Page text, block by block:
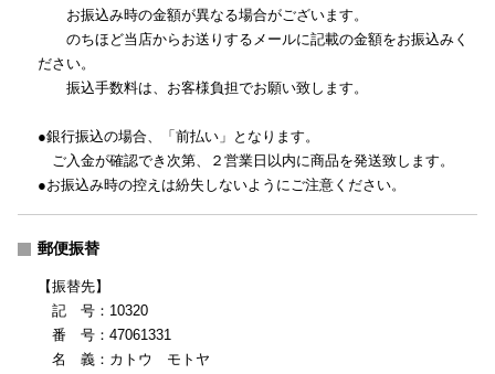
お振込み時の金額が異なる場合がございます。
のちほど当店からお送りするメールに記載の金額をお振込みく
ださい。
振込手数料は、お客様負担でお願い致します。
●銀行振込の場合、「前払い」となります。
ご入金が確認でき次第、２営業日以内に商品を発送致します。
●お振込み時の控えは紛失しないようにご注意ください。
郵便振替
【振替先】
記 号：10320
番 号：47061331
名 義：カトウ モトヤ